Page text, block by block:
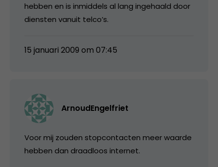
hebben en is inmiddels al lang ingehaald door
diensten vanuit telco’s.
15 januari 2009 om 07:45
ArnoudEngelfriet
Voor mij zouden stopcontacten meer waarde
hebben dan draadloos internet.